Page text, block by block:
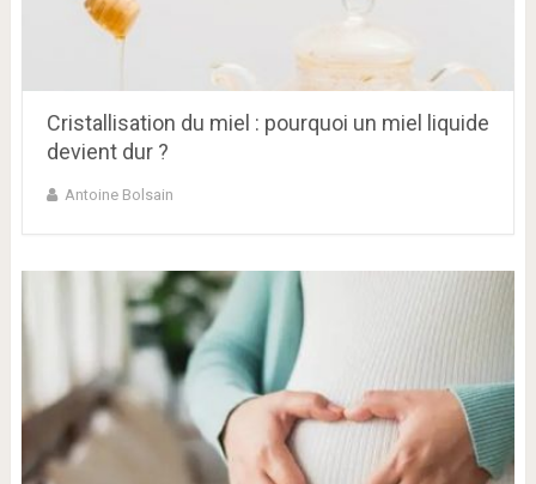
Cristallisation du miel : pourquoi un miel liquide
devient dur ?
Antoine Bolsain